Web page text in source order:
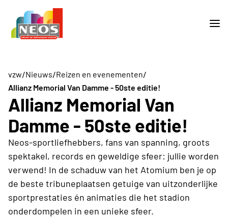
vzw/Nieuws/Reizen en evenementen/
Allianz Memorial Van Damme - 50ste editie!
Allianz Memorial Van
Damme - 50ste editie!
Neos-sportliefhebbers, fans van spanning, groots
spektakel, records en geweldige sfeer: jullie worden
verwend! In de schaduw van het Atomium ben je op
de beste tribuneplaatsen getuige van uitzonderlijke
sportprestaties én animaties die het stadion
onderdompelen in een unieke sfeer.